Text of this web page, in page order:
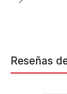
Reseñas